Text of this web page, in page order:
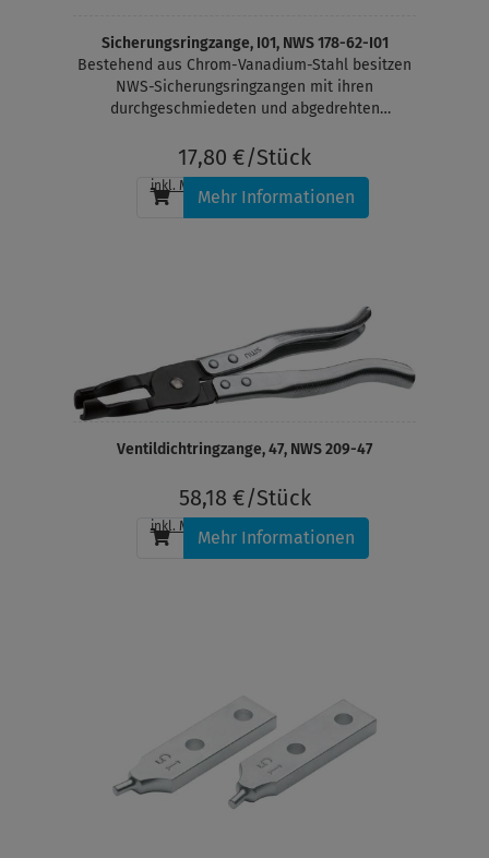
Sicherungsringzange, I01, NWS 178-62-I01
Bestehend aus Chrom-Vanadium-Stahl besitzen
NWS-Sicherungsringzangen mit ihren
durchgeschmiedeten und abgedrehten
abrutschsicheres Profil, damit ein hohes
Sicherheitsniveau gewährleistet werden kann.
17,80 €/Stück
inkl. MwSt. , zzgl. Versandkosten
Mehr Informationen
Ventildichtringzange, 47, NWS 209-47
58,18 €/Stück
inkl. MwSt.
Mehr Informationen